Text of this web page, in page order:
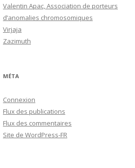
Valentin Apac, Association de porteurs
d’anomalies chromosomiques
Virjaja
Zazimuth
MÉTA
Connexion
Flux des publications
Flux des commentaires
Site de WordPress-FR